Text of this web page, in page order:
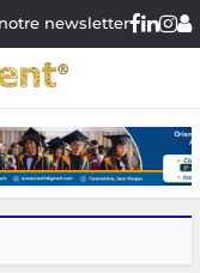
newsletter